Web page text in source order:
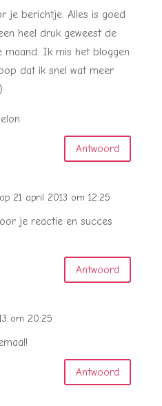
je berichtje. Alles is goed
heel druk geweest de
maand. Ik mis het bloggen
dat ik snel wat meer
Antwoord
op 21 april 2013 om 12:25
je reactie en succes
Antwoord
om 20:25
Antwoord